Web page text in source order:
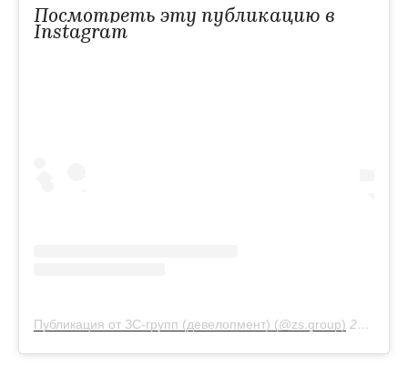
Посмотреть эту публикацию в
Instagram
Публикация от ЗС-групп (девелопмент) (@zs.group) 23 Сен 2019 в 11:13 PDT